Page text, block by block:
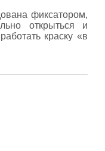
фиксатором,
открыться и
краску «в